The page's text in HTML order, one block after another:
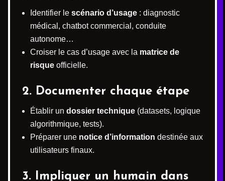
Identifier le scénario d’usage : diagnostic
médical, chatbot commercial, conduite
autonome…
Croiser le cas d’usage avec la matrice de
risque officielle.
2. Documenter chaque étape
Établir un dossier technique (datasets, logique
algorithmique, tests).
Préparer une notice d’information destinée aux
utilisateurs finaux.
3. Impliquer un humain dans